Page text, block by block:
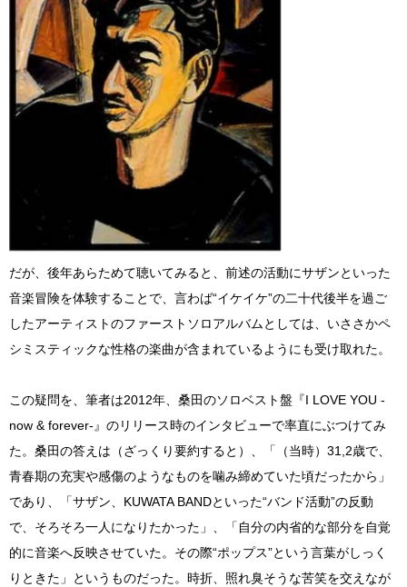
だが、後年あらためて聴いてみると、前述の活動にサザンといった
音楽冒険を体験することで、言わば“イケイケ”の二十代後半を過ご
したアーティストのファーストソロアルバムとしては、いささかペ
シミスティックな性格の楽曲が含まれているようにも受け取れた。
この疑問を、筆者は2012年、桑田のソロベスト盤『I LOVE YOU -
now & forever-』のリリース時のインタビューで率直にぶつけてみ
た。桑田の答えは（ざっくり要約すると）、「（当時）31,2歳で、
青春期の充実や感傷のようなものを噛み締めていた頃だったから」
であり、「サザン、KUWATA BANDといった“バンド活動”の反動
で、そろそろ一人になりたかった」、「自分の内省的な部分を自覚
的に音楽へ反映させていた。その際“ポップス”という言葉がしっく
りときた」というものだった。時折、照れ臭そうな苦笑を交えなが